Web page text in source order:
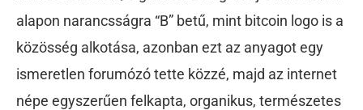
alapon narancsságra “B” betű, mint bitcoin logo is a
közösség alkotása, azonban ezt az anyagot egy
ismeretlen forumózó tette közzé, majd az internet
népe egyszerűen felkapta, organikus, természetes